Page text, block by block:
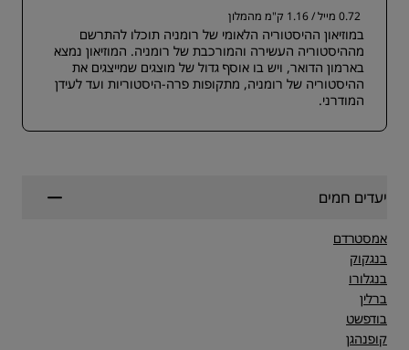
0.72 מייל / 1.16 ק"מ מהמלון
במוזיאון ההיסטוריה הלאומי של רומניה תוכלו להתרשם
מההיסטוריה העשירה והמורכבת של רומניה. המוזיאון נמצא
בארמון הדואר, ויש בו אוסף גדול של מוצגים שמייצגים את
ההיסטוריה של רומניה, מתקופות פרה-היסטוריות ועד לעידן
המודרני.
יעדים חמים
אמסטרדם
בנגקוק
בנגלורו
ברלין
בודפשט
קופנהגן